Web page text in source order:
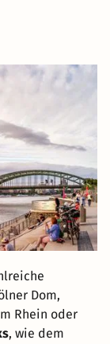
Dom,
Rhein oder
, wie dem